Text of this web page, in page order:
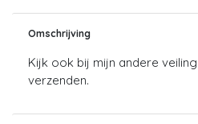
Omschrijving
Kijk ook bij mijn andere
verzenden.